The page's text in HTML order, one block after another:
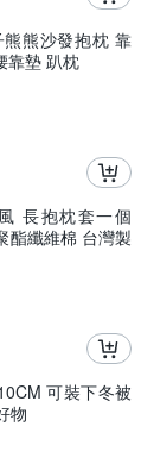
熊沙發抱枕 靠
靠墊 趴枕
長抱枕套一個
酯纖維棉 台灣製
可裝下冬被
物